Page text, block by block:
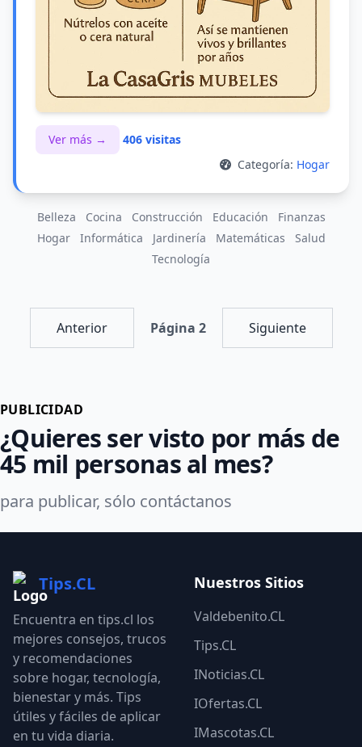
Ver más →
406 visitas
Categoría: Hogar
Belleza Cocina Construcción Educación
Finanzas
Hogar
Informática Jardinería Matemáticas
Salud
Tecnología
Anterior Página 2 Siguiente
PUBLICIDAD
¿Quieres ser visto por más de
45 mil personas al mes?
para publicar, sólo contáctanos
Tips.CL
Encuentra en tips.cl los
mejores consejos, trucos
y recomendaciones
sobre hogar, tecnología,
bienestar y más. Tips
útiles y fáciles de aplicar
en tu vida diaria.
Nuestros Sitios
Valdebenito.CL
Tips.CL
INoticias.CL
IOfertas.CL
IMascotas.CL